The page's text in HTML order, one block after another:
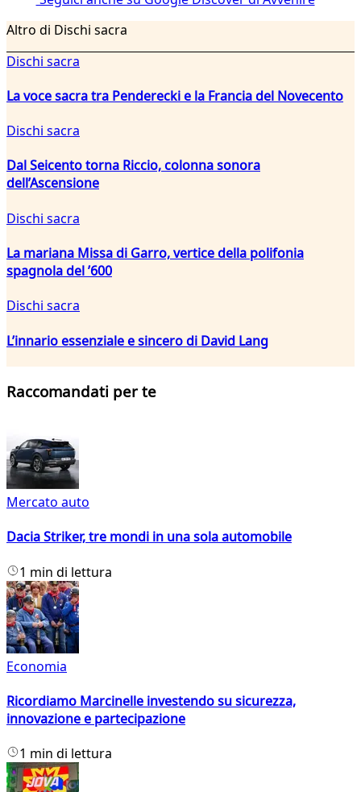
Altro di Dischi sacra
Dischi sacra
La voce sacra tra Penderecki e la Francia del Novecento
Dischi sacra
Dal Seicento torna Riccio, colonna sonora
dell’Ascensione
Dischi sacra
La mariana Missa di Garro, vertice della polifonia
spagnola del ’600
Dischi sacra
L’innario essenziale e sincero di David Lang
Raccomandati per te
Mercato auto
Dacia Striker, tre mondi in una sola automobile
1 min di lettura
Economia
Ricordiamo Marcinelle investendo su sicurezza,
innovazione e partecipazione
1 min di lettura